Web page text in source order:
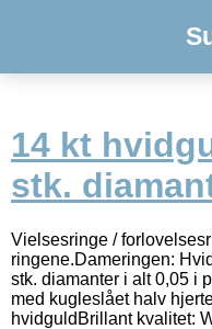
14 kt
stk.
Vielsesringe /
ringene.Dameringen:
stk. diamanter i alt 0,05 i
med kugleslået halv
hvidguldBrillant kvalitet: